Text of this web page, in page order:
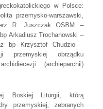
w Polsce:
przemysko-warszawski,
R. Juszczak OSBM –
Arkadiusz Trochanowski –
bp Krzysztof Chudzio –
przemyskiej obrządku
(archieparchii)
Boskiej Liturgii, którą
przemyskiej, zebranych